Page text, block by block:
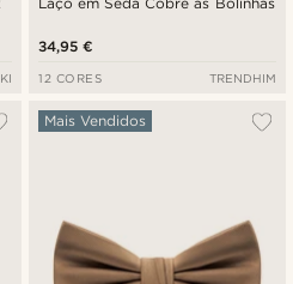
34,95 €
12 CORES TRENDHIM
Mais Vendidos